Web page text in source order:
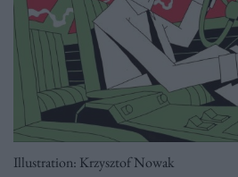
Illustration: Krzysztof Nowak